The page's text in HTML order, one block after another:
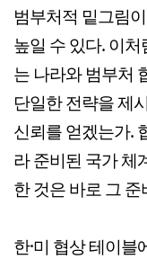
범부처적 밑그림
높일 수 있다. 이
는 나라와 범부처
단일한 전략을 제
신뢰를 얻겠는가.
라 준비된 국가 체
한 것은 바로 그 준
한·미 협상 테이